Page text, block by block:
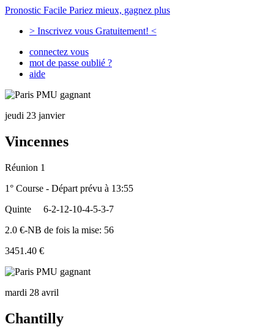
Pronostic Facile Pariez mieux, gagnez plus
> Inscrivez vous Gratuitement! <
connectez vous
mot de passe oublié ?
aide
jeudi 23 janvier
Vincennes
Réunion 1
1° Course - Départ prévu à 13:55
Quinte
6-2-12-10-4-5-3-7
2.0 €-NB de fois la mise: 56
3451.40 €
mardi 28 avril
Chantilly